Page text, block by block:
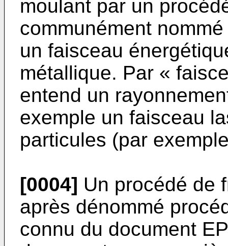
moulant par un
communément
un faisceau
métallique. Par «
entend un
exemple un faisceau
particules (par
[0004] Un procédé de
après dénommé
connu du document